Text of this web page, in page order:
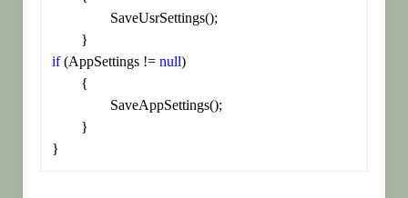
if (AppSettings != null)
}